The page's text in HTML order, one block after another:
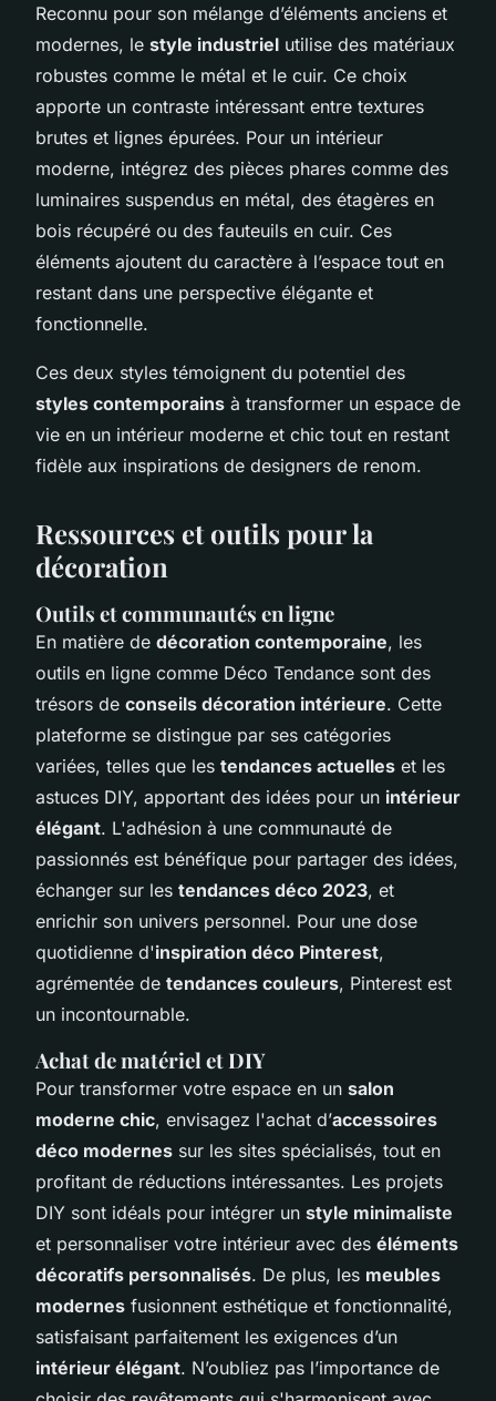
Reconnu pour son mélange d’éléments anciens et
modernes, le style industriel utilise des matériaux
robustes comme le métal et le cuir. Ce choix
apporte un contraste intéressant entre textures
brutes et lignes épurées. Pour un intérieur
moderne, intégrez des pièces phares comme des
luminaires suspendus en métal, des étagères en
bois récupéré ou des fauteuils en cuir. Ces
éléments ajoutent du caractère à l’espace tout en
restant dans une perspective élégante et
fonctionnelle.
Ces deux styles témoignent du potentiel des
styles contemporains à transformer un espace de
vie en un intérieur moderne et chic tout en restant
fidèle aux inspirations de designers de renom.
Ressources et outils pour la
décoration
Outils et communautés en ligne
En matière de décoration contemporaine, les
outils en ligne comme Déco Tendance sont des
trésors de conseils décoration intérieure. Cette
plateforme se distingue par ses catégories
variées, telles que les tendances actuelles et les
astuces DIY, apportant des idées pour un intérieur
élégant. L'adhésion à une communauté de
passionnés est bénéfique pour partager des idées,
échanger sur les tendances déco 2023, et
enrichir son univers personnel. Pour une dose
quotidienne d'inspiration déco Pinterest,
agrémentée de tendances couleurs, Pinterest est
un incontournable.
Achat de matériel et DIY
Pour transformer votre espace en un salon
moderne chic, envisagez l'achat d’accessoires
déco modernes sur les sites spécialisés, tout en
profitant de réductions intéressantes. Les projets
DIY sont idéals pour intégrer un style minimaliste
et personnaliser votre intérieur avec des éléments
décoratifs personnalisés. De plus, les meubles
modernes fusionnent esthétique et fonctionnalité,
satisfaisant parfaitement les exigences d’un
intérieur élégant. N’oubliez pas l’importance de